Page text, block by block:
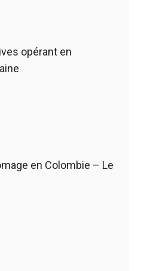
opérant en
en Colombie – Le